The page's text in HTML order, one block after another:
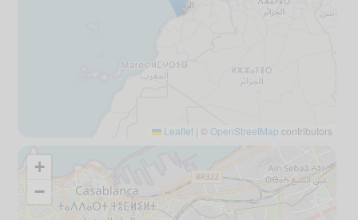
Leaflet | ©OpenStreetMap contributors
+
−